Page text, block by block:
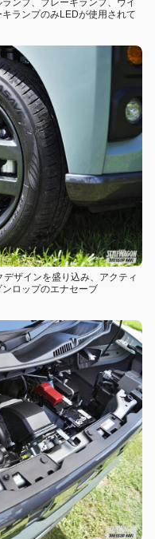
ランプのみLEDが使用されて
ザインを盛り込み、アクティ
ロップのエナセーブ